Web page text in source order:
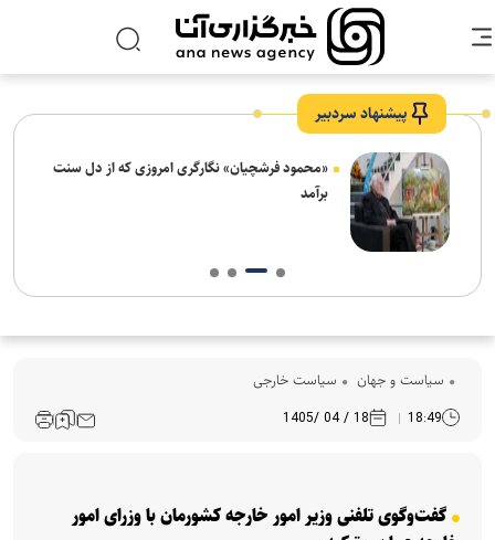
پیشنهاد سردبیر
«محمود فرشچیان» نگارگری امروزی که از دل سنت
برآمد
سیاست و جهان سیاست خارجی
18:49
18 / 04 /1405
گفت‌وگوی تلفنی وزیر امور خارجه کشورمان با وزرای امور